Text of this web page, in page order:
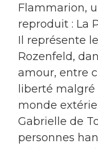
Flammarion,
reproduit : La
Il représente
Rozenfeld,
amour, entre
liberté
monde
Gabrielle de
personnes